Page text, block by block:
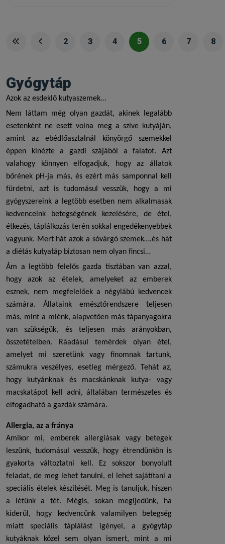
2 3 4 5 6 7 8
Gyógytáp
Azok az esdeklő kutyaszemek…
Nem láttam még olyan gazdát, akinek legalább
esetenként ne esett volna meg a szíve kutyáján,
amint az ebédlőasztalnál könyörgő szemekkel
éppen kinézte a gazdi szájából a falatot. Azt
valahogy könnyen elfogadjuk, hogy az állatok
bőrének pH-ja más, és ezért más samponnal kell
fürdetni, azt is tudomásul vesszük, hogy a mi
gyógyszereink a legtöbb esetben nem alkalmasak
kedvenceink betegségének kezelésére, de étel,
étkezés, táplálkozás terén sokkal engedékenyebbek
vagyunk. Mert hát azok a sóvárgó szemek….és hát
a diétás kutyatáp biztosan nem olyan fincsi…
Ám a legtöbb felelős gazda tisztában van azzal,
hogy azok az ételek, amelyeket az emberek
esznek, nem megfelelőek a négylábú kedvencek
számára. Állataink emésztőrendszere teljesen
más, mint a miénk, alapvetően más tápanyagokra
van szükségük, és teljesen más arányokban,
összetételben. Ráadásul temérdek olyan étel,
amelyet mi szeretünk vagy finomnak tartunk,
számukra veszélyes, esetleg mérgező. Tehát az,
hogy kutyánknak és macskánknak kutya- vagy
macskatápot kell adni, általában természetes és
elfogadható a gazdák számára.
Allergia, az a fránya
Amikor mi, emberek allergiásak vagy betegek
leszünk, tudomásul vesszük, hogy étrendünkön is
gyakorta változtatni kell. Ez sokszor bonyolult
feladat, de meg lehet tanulni, el lehet sajátítani a
speciális ételek készítését. Meg is tanuljuk, hiszen
a létünk a tét. Mégis, sokan megijedünk, ha
kiderül, hogy kedvencünk valamilyen betegség
miatt speciális táplálást igényel, a gyógytáp
kutyáknak közel sem olyan ismert, mint a mi